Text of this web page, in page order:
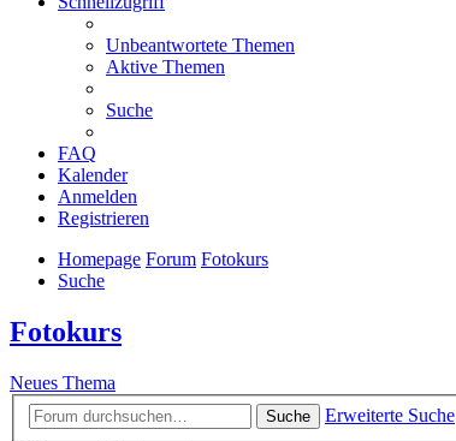
Unbeantwortete Themen
Aktive Themen
Suche
FAQ
Kalender
Anmelden
Registrieren
Homepage Forum Fotokurs
Suche
Fotokurs
Neues Thema
Suche
Erweiterte Suche